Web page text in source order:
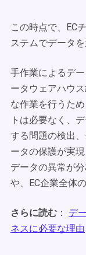
この時点で、EC
ステムでデータ
手作業によるデ
ータウェアハウ
な作業を行うた
トは必要なく、
する問題の検出
ータの保護が実
データの異常が
や、EC企業全体
さらに読む ： デ
ネスに必要な理由